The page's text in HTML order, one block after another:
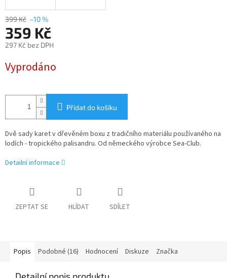
399 Kč –10 %
359 Kč
297 Kč bez DPH
cena:
Vyprodáno
Přidat do košíku
Dvě sady karet v dřevěném boxu z tradičního materiálu používaného na
lodích - tropického palisandru. Od německého výrobce Sea-Club.
Detailní informace
ZEPTAT SE HLÍDAT SDÍLET
Popis Podobné (16) Hodnocení Diskuze Značka